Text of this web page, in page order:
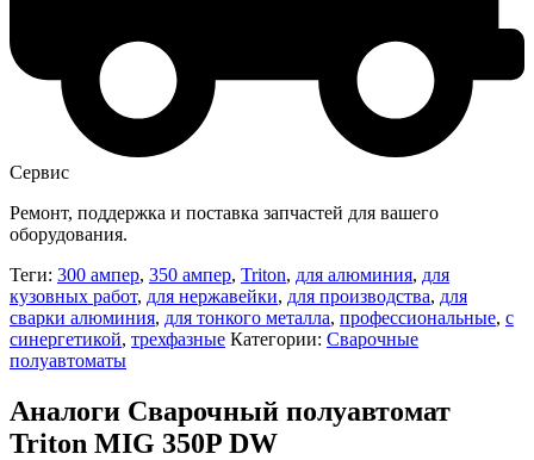
Сервис
Ремонт, поддержка и поставка запчастей для вашего
оборудования.
Теги: 300 ампер, 350 ампер, Triton, для алюминия, для
кузовных работ, для нержавейки, для производства, для
сварки алюминия, для тонкого металла, профессиональные, с
синергетикой, трехфазные Категории: Сварочные
полуавтоматы
Аналоги Сварочный полуавтомат
Triton MIG 350P DW